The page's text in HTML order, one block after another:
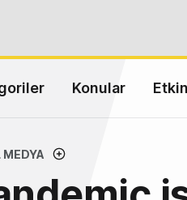
Konular
MEDYA